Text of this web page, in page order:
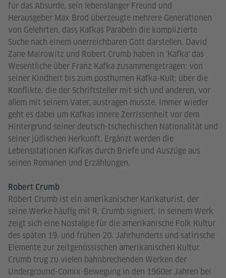
für das Absurde, sein lebenslanger Freund und
Herausgeber Max Brod überzeugte mehrere Generationen
von Gelehrten, dass Kafkas Parabeln die komplizierte
Suche nach einem unerreichbaren Gott darstellen. David
Zane Mairowitz und Robert Crumb haben in 'Kafka' das
Wesentliche über Franz Kafka zusammengetragen: von
seiner Kindheit bis zum posthumen Kafka-Kult; über die
Konflikte, die der Schriftsteller mit sich und anderen, vor
allem mit seinem Vater, austragen musste. Immer wieder
geht es dabei um Kafkas innere Zerrissenheit vor dem
Hintergrund seiner deutsch-tschechischen Nationalität und
seiner jüdischen Herkunft. Ergänzt werden die
Lebensstationen Kafkas durch Briefe und Auszüge aus
seinen Romanen und Erzählungen.
Robert Crumb
Robert Crumb ist ein amerikanischer Karikaturist, der
seine Werke häufig mit R. Crumb signiert. In seinem Werk
zeigt sich eine Nostalgie für die amerikanische Folk Kultur
des späten 19. und frühen 20. Jahrhunderts und satirische
Elemente zur zeitgenössischen amerikanischen Kultur.
Crumb trug zu vielen bahnbrechenden Werken der
Underground-Comix-Bewegung in den 1960er Jahren bei